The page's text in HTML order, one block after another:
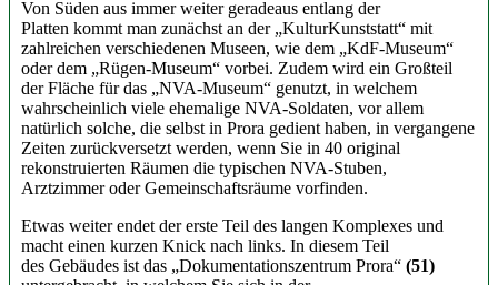
Von Süden aus immer weiter geradeaus entlang der
Platten kommt man zunächst an der „KulturKunststatt“ mit
zahlreichen verschiedenen Museen, wie dem „KdF-Museum“
oder dem „Rügen-Museum“ vorbei. Zudem wird ein Großteil
der Fläche für das „NVA-Museum“ genutzt, in welchem
wahrscheinlich viele ehemalige NVA-Soldaten, vor allem
natürlich solche, die selbst in Prora gedient haben, in vergangene
Zeiten zurückversetzt werden, wenn Sie in 40 original
rekonstruierten Räumen die typischen NVA-Stuben,
Arztzimmer oder Gemeinschaftsräume vorfinden.
Etwas weiter endet der erste Teil des langen Komplexes und
macht einen kurzen Knick nach links. In diesem Teil
des Gebäudes ist das „Dokumentationszentrum Prora“ (51)